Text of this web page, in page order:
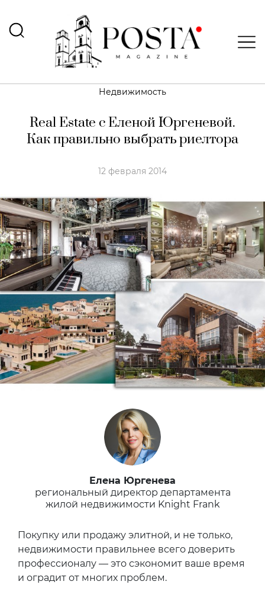
Недвижимость
Real Estate с Еленой Юргеневой.
Как правильно выбрать риелтора
12 февраля 2014
Елена Юргенева
региональный директор департамента
жилой недвижимости Knight Frank
Покупку или продажу элитной, и не только,
недвижимости правильнее всего доверить
профессионалу — это сэкономит ваше время
и оградит от многих проблем.